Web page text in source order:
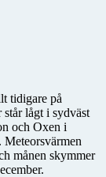
tidigare på
står lågt i sydväst
och Oxen i
Meteorsvärmen
månen skymmer